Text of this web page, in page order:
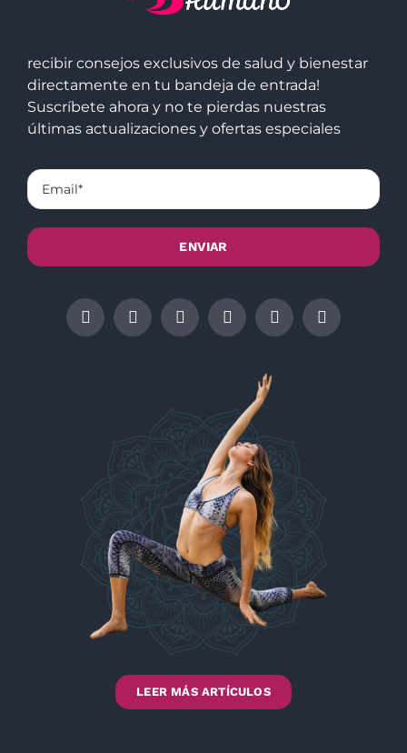
recibir consejos exclusivos de salud y bienestar
directamente en tu bandeja de entrada!
Suscríbete ahora y no te pierdas nuestras
últimas actualizaciones y ofertas especiales
LEER MÁS ARTÍCULOS